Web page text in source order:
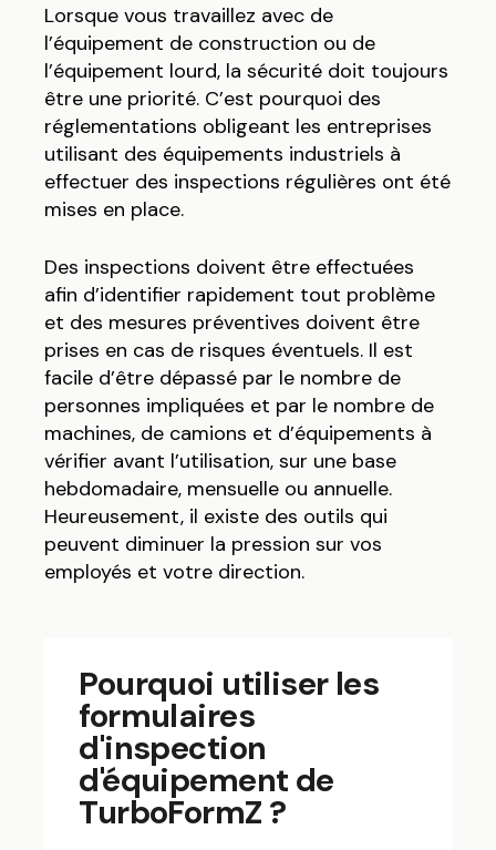
Lorsque vous travaillez avec de
l’équipement de construction ou de
l’équipement lourd, la sécurité doit toujours
être une priorité. C’est pourquoi des
réglementations obligeant les entreprises
utilisant des équipements industriels à
effectuer des inspections régulières ont été
mises en place.
Des inspections doivent être effectuées
afin d’identifier rapidement tout problème
et des mesures préventives doivent être
prises en cas de risques éventuels. Il est
facile d’être dépassé par le nombre de
personnes impliquées et par le nombre de
machines, de camions et d’équipements à
vérifier avant l’utilisation, sur une base
hebdomadaire, mensuelle ou annuelle.
Heureusement, il existe des outils qui
peuvent diminuer la pression sur vos
employés et votre direction.
Pourquoi utiliser les
formulaires
d'inspection
d'équipement de
TurboFormZ ?